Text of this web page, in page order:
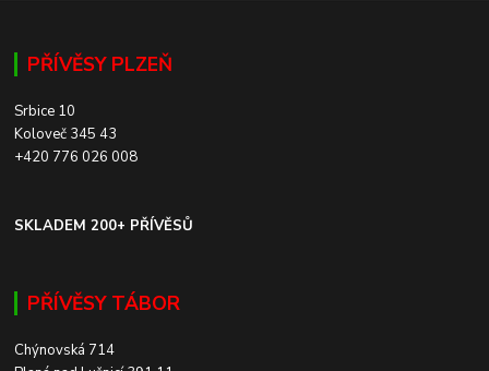
PŘÍVĚSY PLZEŇ
Srbice 10
Koloveč 345 43
+420 776 026 008
SKLADEM 200+ PŘÍVĚSŮ
PŘÍVĚSY TÁBOR
Chýnovská 714